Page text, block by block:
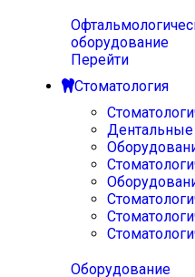
оборудование
Перейти
Стоматология
Дентальные
Оборудование